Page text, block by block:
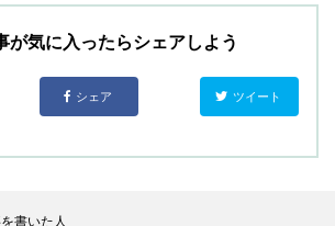
が気に入ったらシェアしよう
シェア ツイート
書いた人